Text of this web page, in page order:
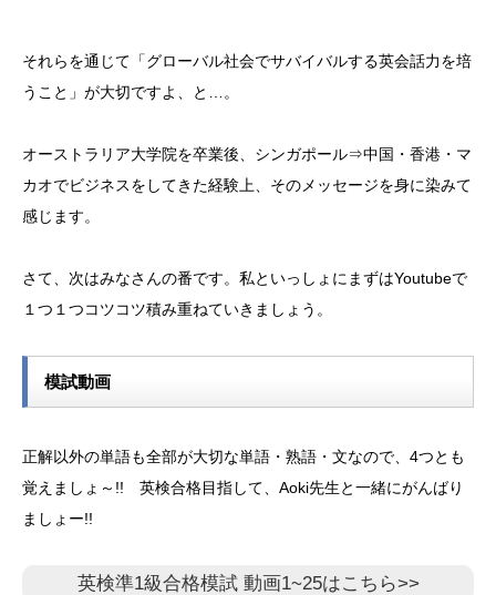
それらを通じて「グローバル社会でサバイバルする英会話力を培
うこと」が大切ですよ、と…。
オーストラリア大学院を卒業後、シンガポール⇒中国・香港・マ
カオでビジネスをしてきた経験上、そのメッセージを身に染みて
感じます。
さて、次はみなさんの番です。私といっしょにまずはYoutubeで
１つ１つコツコツ積み重ねていきましょう。
模試動画
正解以外の単語も全部が大切な単語・熟語・文なので、4つとも
覚えましょ～!! 英検合格目指して、Aoki先生と一緒にがんばり
ましょー!!
英検準1級合格模試 動画1~25はこちら>>